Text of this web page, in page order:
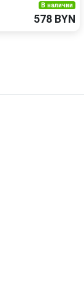
В наличии
578 BYN